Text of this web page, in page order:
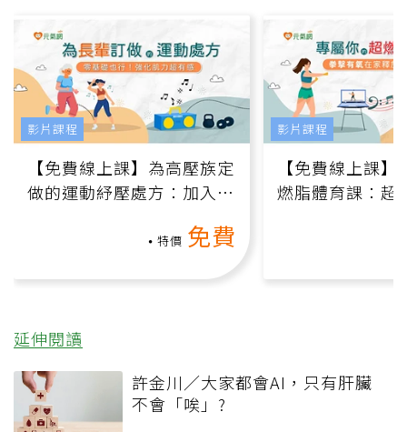
【免費線上課】為高壓族定
做的運動紓壓處方：加入行
特價 免費
影片課程
【免費線上課
燃脂體育課：超
影片課程
延伸閱讀
許金川／大家都會AI，只有肝臟
不會「唉」?